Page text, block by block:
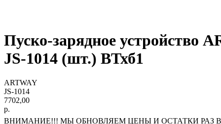
Пуско-зарядное устройство
JS-1014 (шт.) ВТхб1
ARTWAY
JS-1014
7702,00
р.
ВНИМАНИЕ!!! МЫ ОБНОВЛЯЕМ ЦЕНЫ И ОСТАТКИ РАЗ